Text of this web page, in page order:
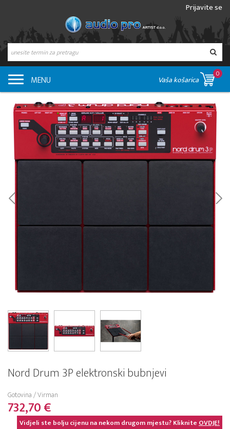
Prijavite se
MENU Vaša košarica
0
Nord Drum 3P elektronski bubnjevi
Gotovina / Virman
732,70 €
Vidjeli ste bolju cijenu na nekom drugom mjestu? KlikniteOVDJE!